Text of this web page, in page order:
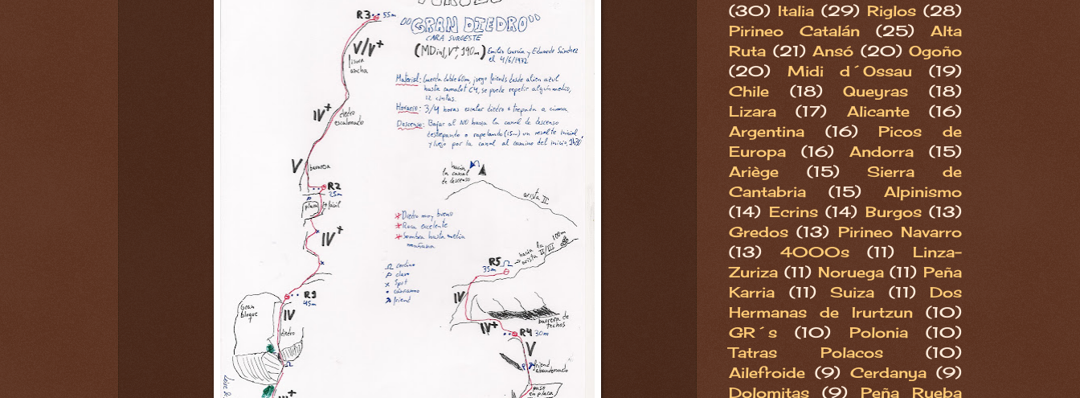
(30) Italia (29) Riglos (28)
Pirineo Catalán
(25)
Alta
Ruta (21) Ansó (20) Ogoño
(20)
Midi d´Ossau
(19)
Chile
(18) Queyras
(18)
Lizara
(17) Alicante
(16)
Argentina
(16)
Picos de
Europa
(16) Andorra
(15)
Ariège
(15)
Sierra de
Cantabria
(15)
Alpinismo
(14) Ecrins (14) Burgos (13)
Gredos (13) Pirineo Navarro
(13)
4000s (11)
Linza-
Zuriza (11) Noruega (11) Peña
Karria
(11) Suiza (11)
Dos
Hermanas de Irurtzun
(10)
GR´s
(10) Polonia
(10)
Tatras Polacos
(10)
Ailefroide (9) Cerdanya (9)
Dolomitas
(9) Peña Rueba